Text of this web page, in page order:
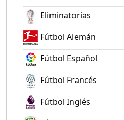
Eliminatorias
Fútbol Alemán
Fútbol Español
Fútbol Francés
Fútbol Inglés